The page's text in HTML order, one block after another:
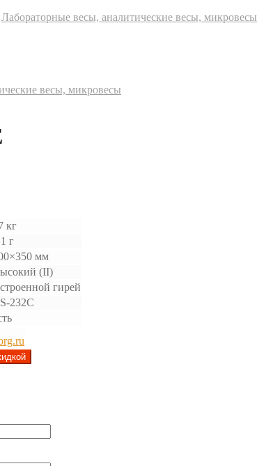
Лабораторные весы, аналитические весы, микровесы
весы, микровесы
кг
г
мм
(II)
гирей
232C